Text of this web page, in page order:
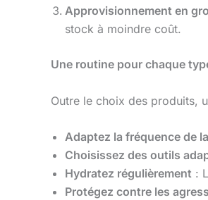
Approvisionnement en
stock à moindre coût.
Une routine pour chaque
Outre le choix des produits,
Adaptez la fréquence de
Choisissez des outils
Hydratez régulièrement :
Protégez contre les